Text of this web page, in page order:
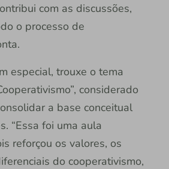
com as discussões,
o processo de
especial, trouxe o tema
considerado
a base conceitual
“Essa foi uma aula
reforçou os valores, os
do cooperativismo,